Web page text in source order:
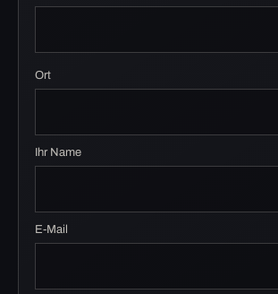
Ort
Ihr Name
E-Mail